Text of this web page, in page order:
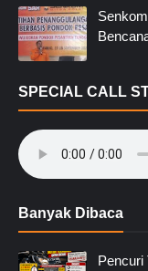
SPECIAL CALL
Banyak Dibaca
Pencuri